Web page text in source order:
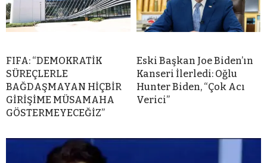
FIFA: “DEMOKRATİK
SÜREÇLERLE
BAĞDAŞMAYAN HİÇBİR
GİRİŞİME MÜSAMAHA
GÖSTERMEYECEĞİZ”
Eski Başkan Joe Biden’ın
Kanseri İlerledi: Oğlu
Hunter Biden, “Çok Acı
Verici”